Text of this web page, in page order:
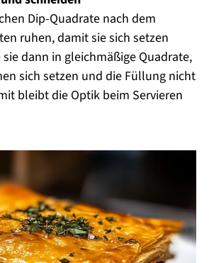
Dip-Quadrate nach dem
ruhen, damit sie sich setzen
dann in gleichmäßige Quadrate,
sich setzen und die Füllung nicht
bleibt die Optik beim Servieren